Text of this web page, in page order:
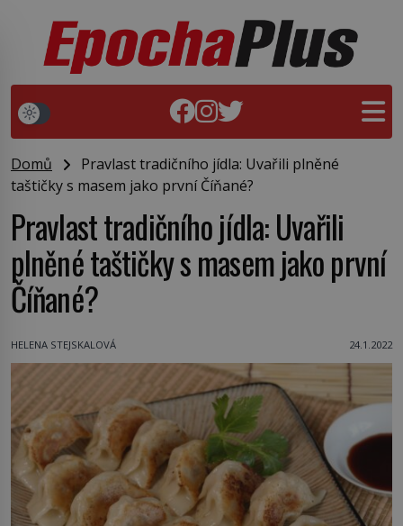
Domů
Pravlast tradičního jídla: Uvařili plněné
taštičky s masem jako první Číňané?
Pravlast tradičního jídla: Uvařili
plněné taštičky s masem jako první
Číňané?
HELENA STEJSKALOVÁ 24.1.2022